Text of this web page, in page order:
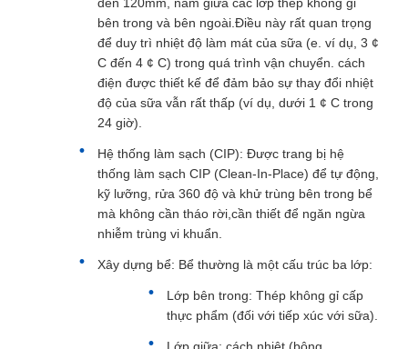
bên trong và bên ngoài.Điều này rất quan trọng
để duy trì nhiệt độ làm mát của sữa (e. ví dụ, 3 ¢
C đến 4 ¢ C) trong quá trình vận chuyển. cách
điện được thiết kế để đảm bảo sự thay đổi nhiệt
độ của sữa vẫn rất thấp (ví dụ, dưới 1 ¢ C trong
24 giờ).
Hệ thống làm sạch (CIP): Được trang bị hệ
thống làm sạch CIP (Clean-In-Place) để tự động,
kỹ lưỡng, rửa 360 độ và khử trùng bên trong bể
mà không cần tháo rời,cần thiết để ngăn ngừa
nhiễm trùng vi khuẩn.
Xây dựng bể: Bể thường là một cấu trúc ba lớp:
Lớp bên trong: Thép không gỉ cấp
thực phẩm (đối với tiếp xúc với sữa).